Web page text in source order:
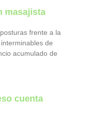
masajista
frente a la
de
acumulado de
cuenta